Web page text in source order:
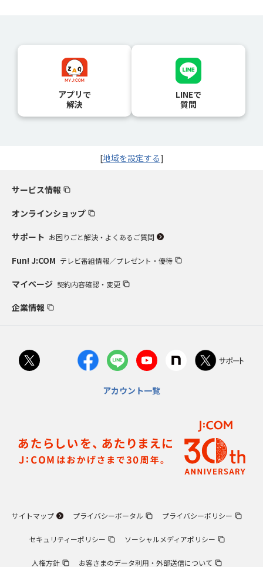
アプリで
解決
LINEで
質問
[地域を設定する]
サービス情報
オンラインショップ
サポート お困りごと解決・よくあるご質問
Fun! J:COM テレビ番組情報／プレゼント・優待
マイページ 契約内容確認・変更
企業情報
アカウント一覧
サイトマップ プライバシーポータル プライバシーポリシー
セキュリティーポリシー ソーシャルメディアポリシー
人権方針 お客さまのデータ利用・外部送信について